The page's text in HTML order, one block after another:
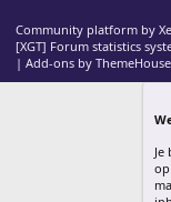
Community platform by
[XGT] Forum statistics
| Add-ons by ThemeHouse